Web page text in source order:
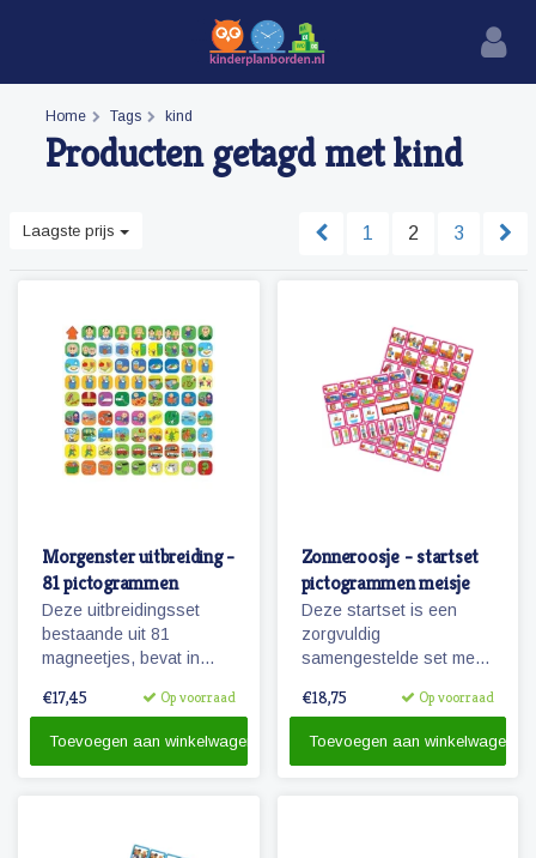
Home Tags kind
Producten getagd met kind
Laagste prijs 1 2 3
Morgenster uitbreiding -
81 pictogrammen
Deze uitbreidingsset
bestaande uit 81
magneetjes, bevat in
basisset Morgenster, alle
serie en in een ruime
€17,45 Op voorraad
Toevoegen aan winkelwagen
Zonneroosje - startset
pictogrammen meisje
Deze startset is een
zorgvuldig
samengestelde set met
pictogrammen voor een
dagen planning.
€18,75 Op voorraad
Toevoegen aan winkelwagen